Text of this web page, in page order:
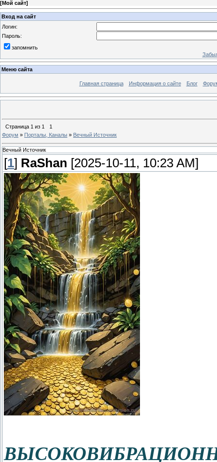
[Мой сайт]
Вход на сайт
Логин:
Пароль:
запомнить
Меню сайта
Главная страница Информация о сайте Блог
Страница 1 из 1
1
Форум » Порталы, Каналы » Вечный Источник
Вечный Источник
[1] RaShan [2025-10-11, 10:23 AM]